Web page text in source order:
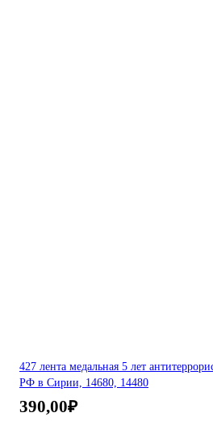
427 лента медальная 5 лет
РФ в Сирии, 14680, 14480
390,00₽